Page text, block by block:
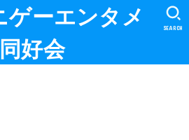
ゲーエンタメ
同好会
SEARCH